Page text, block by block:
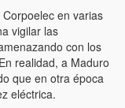
desde que tomó el
del 4 de Febrero de
en varias
vigilar las
con los
realidad, a Maduro
que en otra época
eléctrica.